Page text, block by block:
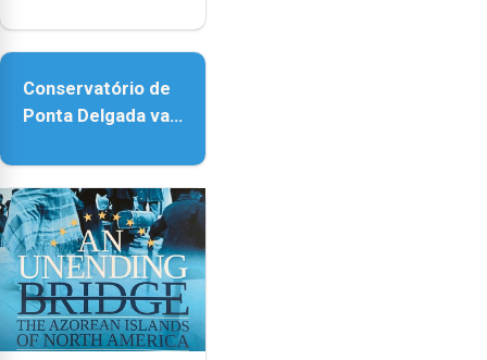
acessibilidade
Conservatório de
Ponta Delgada vai
instrumentos